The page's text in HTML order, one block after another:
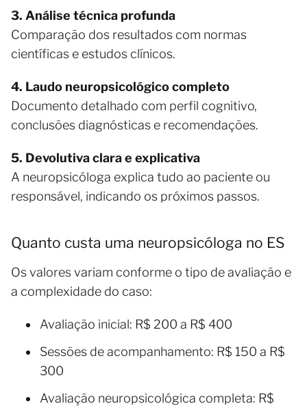
3. Análise técnica profunda
Comparação dos resultados com normas
científicas e estudos clínicos.
4. Laudo neuropsicológico completo
Documento detalhado com perfil cognitivo,
conclusões diagnósticas e recomendações.
5. Devolutiva clara e explicativa
A neuropsicóloga explica tudo ao paciente ou
responsável, indicando os próximos passos.
Quanto custa uma neuropsicóloga no ES
Os valores variam conforme o tipo de avaliação e
a complexidade do caso:
Avaliação inicial: R$ 200 a R$ 400
Sessões de acompanhamento: R$ 150 a R$
300
Avaliação neuropsicológica completa: R$